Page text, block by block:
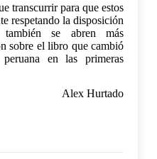
transcurrir para que estos
respetando la disposición
se abren más
sobre el libro que cambió
en las primeras
Alex Hurtado